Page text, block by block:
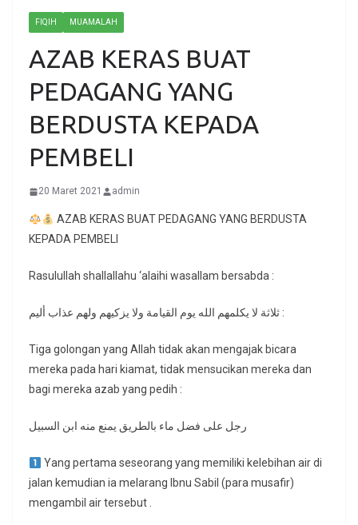
FIQIH MUAMALAH
AZAB KERAS BUAT
PEDAGANG YANG
BERDUSTA KEPADA
PEMBELI
20 Maret 2021 admin
AZAB KERAS BUAT PEDAGANG YANG BERDUSTA
KEPADA PEMBELI
Rasulullah shallallahu ‘alaihi wasallam bersabda :
ثلاثة لا يكلمهم الله يوم القيامة ولا يزكيهم ولهم عذاب أليم :
Tiga golongan yang Allah tidak akan mengajak bicara
mereka pada hari kiamat, tidak mensucikan mereka dan
bagi mereka azab yang pedih :
رجل على فضل ماء بالطريق يمنع منه ابن السبيل
Yang pertama seseorang yang memiliki kelebihan air di
jalan kemudian ia melarang Ibnu Sabil (para musafir)
mengambil air tersebut .